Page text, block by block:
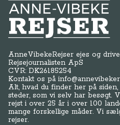
Anne-Vibeke Rejser
AnneVibekeRejser ejes og
Rejsejournalisten ApS
CVR: DK26185254
Kontakt os på
Alt, hvad du finder her på
steder, som vi selv har besøgt.
rejst i over 25 år i over 100
mange forskellige måder. Vi
rejser.